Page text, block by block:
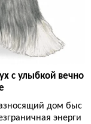
с улыбкой вечно
дом быс
энерги